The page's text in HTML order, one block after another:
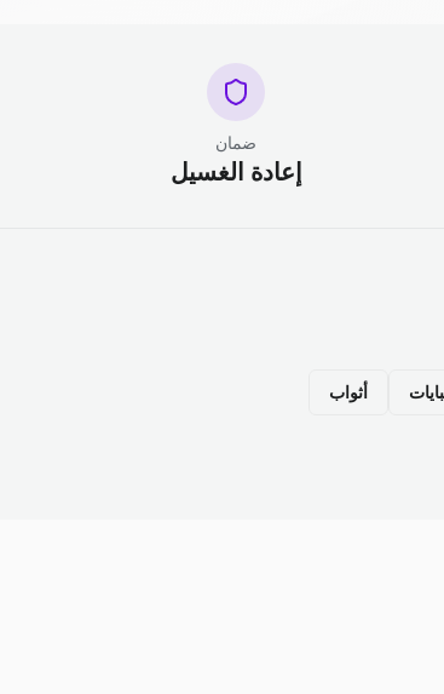
ضمان
إعادة الغسيل
أثواب